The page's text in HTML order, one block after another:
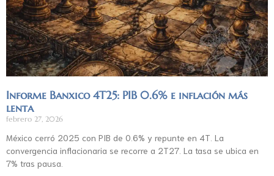
Informe Banxico 4T25: PIB 0.6% e inflación más
lenta
febrero 27, 2026
México cerró 2025 con PIB de 0.6% y repunte en 4T. La
convergencia inflacionaria se recorre a 2T27. La tasa se ubica en
7% tras pausa.